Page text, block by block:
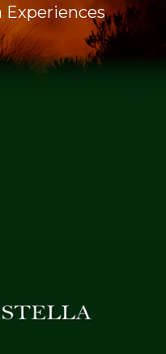
Experiences